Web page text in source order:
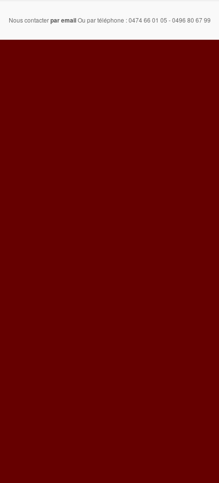
Nous contacterpar emailOu par téléphone : 0474 66 01 05 - 0496 80 67 99